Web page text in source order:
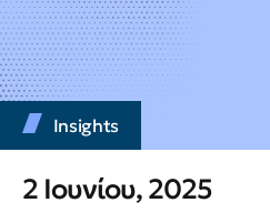
Insights
2 Ιουνίου, 2025